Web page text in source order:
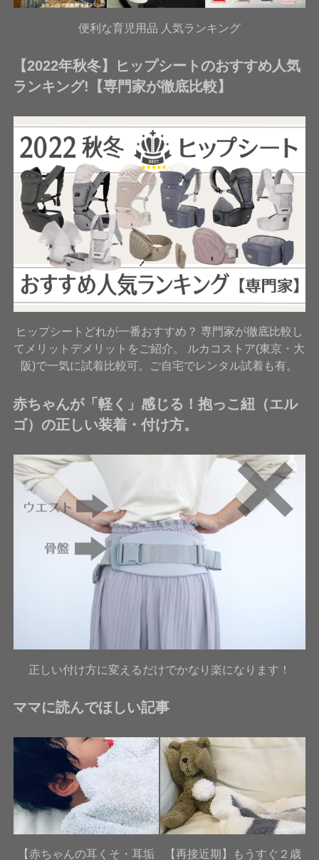
便利な育児用品 人気ランキング
【2022年秋冬】ヒップシートのおすすめ人気
ランキング!【専門家が徹底比較】
ヒップシートどれが一番おすすめ？ 専門家が徹底比較し
てメリットデメリットをご紹介。 ルカコストア(東京・大
阪)で一気に試着比較可。ご自宅でレンタル試着も有。
赤ちゃんが「軽く」感じる！抱っこ紐（エル
ゴ）の正しい装着・付け方。
正しい付け方に変えるだけでかなり楽になります！
ママに読んでほしい記事
【赤ちゃんの耳くそ・耳垢 【再接近期】もうすぐ２歳